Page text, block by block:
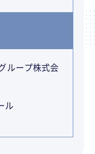
ループ株式会
ル